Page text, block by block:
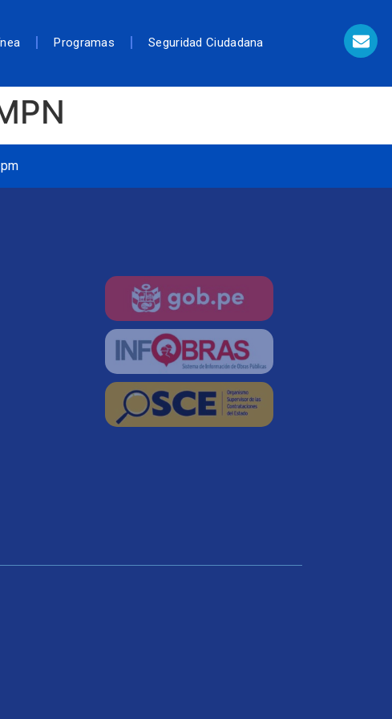
Programas Seguridad Ciudadana